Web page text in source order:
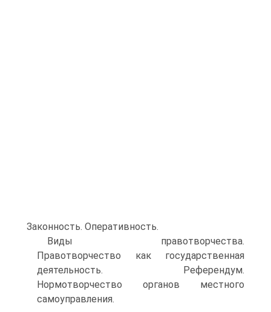
Законность. Оперативность.
Виды правотворчества.
Правотворчество как государственная
деятельность. Референдум.
Нормотворчество органов местного
самоуправления.